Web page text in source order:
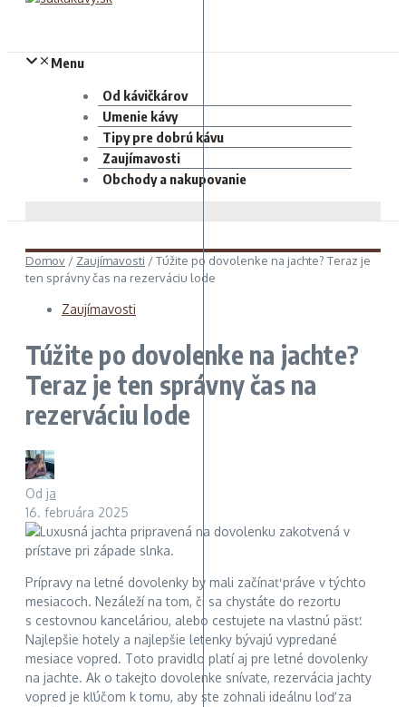
Menu
Od kávičkárov
Umenie kávy
Tipy pre dobrú kávu
Zaujímavosti
Obchody a nakupovanie
Domov / Zaujímavosti /Túžite po dovolenke na jachte? Teraz je
ten správny čas na rezerváciu lode
Zaujímavosti
Túžite po dovolenke na jachte?
Teraz je ten správny čas na
rezerváciu lode
Od ja
16. februára 2025
Prípravy na letné dovolenky by mali začínať práve v týchto
mesiacoch. Nezáleží na tom, či sa chystáte do rezortu
s cestovnou kanceláriou, alebo cestujete na vlastnú päsť.
Najlepšie hotely a najlepšie letenky bývajú vypredané
mesiace vopred. Toto pravidlo platí aj pre letné dovolenky
na jachte. Ak o takejto dovolenke snívate, rezervácia jachty
vopred je kľúčom k tomu, aby ste zohnali ideálnu loď za